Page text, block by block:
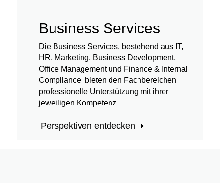
Business Services
Die Business Services, bestehend aus IT,
HR, Marketing, Business Development,
Office Management und Finance & Internal
Compliance, bieten den Fachbereichen
professionelle Unterstützung mit ihrer
jeweiligen Kompetenz.
Perspektiven entdecken